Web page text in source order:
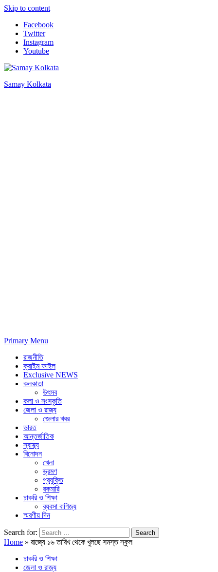
Skip to content
Facebook
Twitter
Instagram
Youtube
Samay Kolkata
Primary Menu
রাজনীতি
ক্রাইম ফাইল
Exclusive NEWS
কলকাতা
উৎসব
কলা ও সংস্কৃতি
জেলা ও রাজ্য
জেলার খবর
ভারত
আন্তর্জাতিক
স্বাস্থ্য
বিনোদন
খেলা
ভ্রমণ
প্রযুক্তি
রকমারি
চাকরি ও শিক্ষা
ব্যবসা বাণিজ্য
স্মরণীয় দিন
Search for:
Home » রাজ্যে ১৬ তারিখ থেকে খুলছে সমস্ত স্কুল
চাকরি ও শিক্ষা
জেলা ও রাজ্য